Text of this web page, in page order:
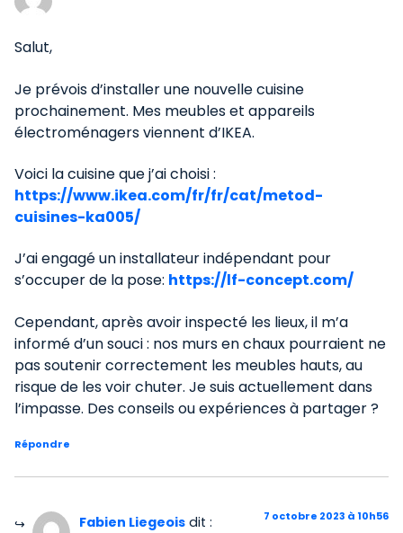
Salut,
Je prévois d’installer une nouvelle cuisine
prochainement. Mes meubles et appareils
électroménagers viennent d’IKEA.
Voici la cuisine que j’ai choisi :
https://www.ikea.com/fr/fr/cat/metod-
cuisines-ka005/
J’ai engagé un installateur indépendant pour
s’occuper de la pose: https://lf-concept.com/
Cependant, après avoir inspecté les lieux, il m’a
informé d’un souci : nos murs en chaux pourraient ne
pas soutenir correctement les meubles hauts, au
risque de les voir chuter. Je suis actuellement dans
l’impasse. Des conseils ou expériences à partager ?
Répondre
Fabien Liegeois dit : 7 octobre 2023 à 10h56